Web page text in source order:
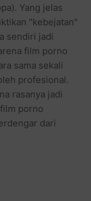
Yang jelas
"kebejatan"
sendiri jadi
film porno
sama sekali
profesional.
rasanya jadi
porno
dari